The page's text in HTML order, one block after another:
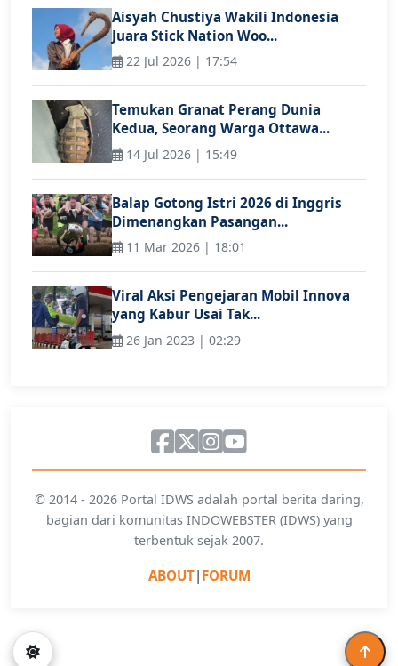
Aisyah Chustiya Wakili Indonesia
Juara Stick Nation Woo...
22 Jul 2026 | 17:54
Temukan Granat Perang Dunia
Kedua, Seorang Warga Ottawa...
14 Jul 2026 | 15:49
Balap Gotong Istri 2026 di Inggris
Dimenangkan Pasangan...
11 Mar 2026 | 18:01
Viral Aksi Pengejaran Mobil Innova
yang Kabur Usai Tak...
26 Jan 2023 | 02:29
© 2014 - 2026 Portal IDWS adalah portal berita daring,
bagian dari komunitas INDOWEBSTER (IDWS) yang
terbentuk sejak 2007.
ABOUT| FORUM